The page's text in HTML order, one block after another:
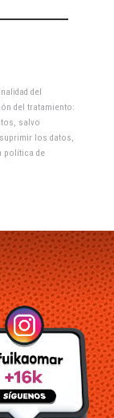
del
del tratamiento:
salvo
los datos,
política de